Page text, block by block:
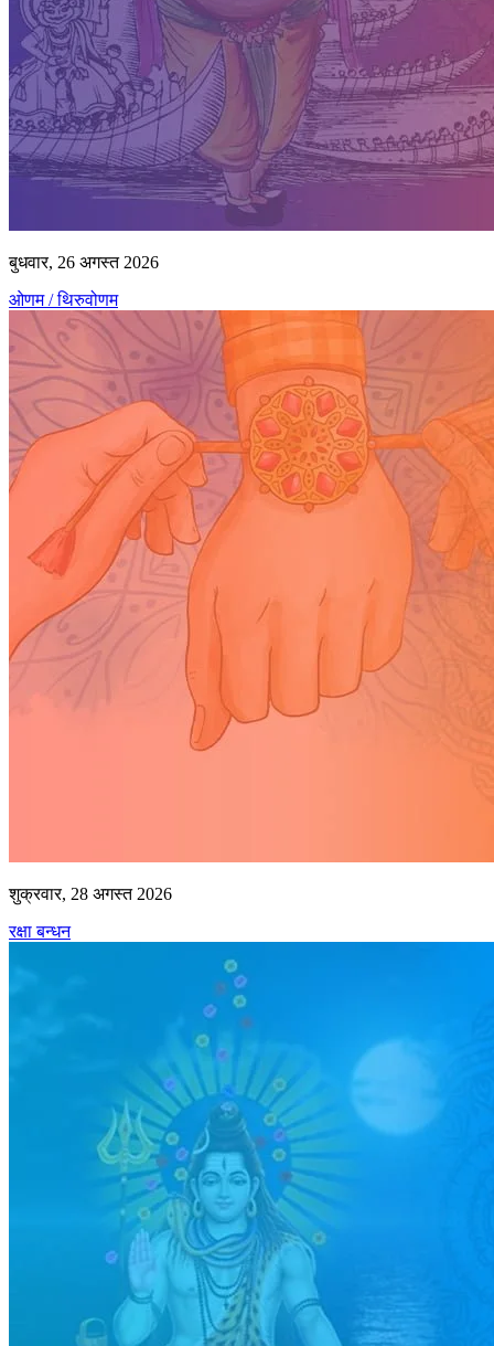
बुधवार, 26 अगस्त 2026
ओणम / थिरुवोणम
शुक्रवार, 28 अगस्त 2026
रक्षा बन्धन